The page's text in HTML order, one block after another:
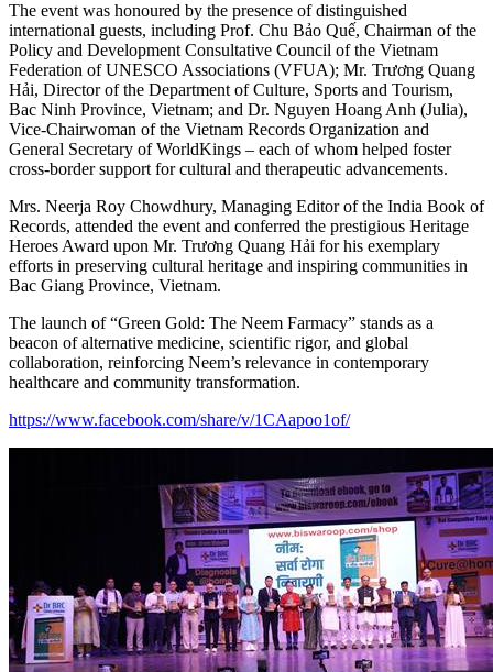
The event was honoured by the presence of distinguished
international guests, including Prof. Chu Bảo Quế, Chairman of the
Policy and Development Consultative Council of the Vietnam
Federation of UNESCO Associations (VFUA); Mr. Trương Quang
Hải, Director of the Department of Culture, Sports and Tourism,
Bac Ninh Province, Vietnam; and Dr. Nguyen Hoang Anh (Julia),
Vice-Chairwoman of the Vietnam Records Organization and
General Secretary of WorldKings – each of whom helped foster
cross-border support for cultural and therapeutic advancements.
Mrs. Neerja Roy Chowdhury, Managing Editor of the India Book of
Records, attended the event and conferred the prestigious Heritage
Heroes Award upon Mr. Trương Quang Hải for his exemplary
efforts in preserving cultural heritage and inspiring communities in
Bac Giang Province, Vietnam.
The launch of “Green Gold: The Neem Farmacy” stands as a
beacon of alternative medicine, scientific rigor, and global
collaboration, reinforcing Neem’s relevance in contemporary
healthcare and community transformation.
https://www.facebook.com/share/v/1CAapoo1of/